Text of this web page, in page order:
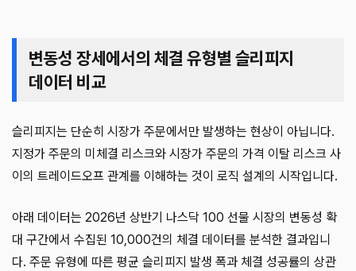
변동성 장세에서의 체결 유형별 슬리피지
데이터 비교
슬리피지는 단순히 시장가 주문에서만 발생하는 현상이 아닙니다.
지정가 주문의 미체결 리스크와 시장가 주문의 가격 이탈 리스크 사
이의 트레이드오프 관계를 이해하는 것이 로직 설계의 시작입니다.
아래 데이터는 2026년 상반기 나스닥 100 선물 시장의 변동성 확
대 구간에서 수집된 10,000건의 체결 데이터를 분석한 결과입니
다. 주문 유형에 따른 평균 슬리피지 발생 폭과 체결 성공률의 상관